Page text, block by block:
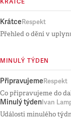
KRÁTCE
KrátceRespekt
Přehled o dění v
MINULÝ TÝDEN
PřipravujemeRespekt
Co připravujeme do
Minulý týden Ivan
Události minulého